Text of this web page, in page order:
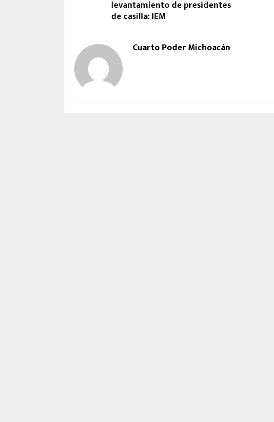
levantamiento de presidentes
de casilla: IEM
Cuarto Poder Michoacán